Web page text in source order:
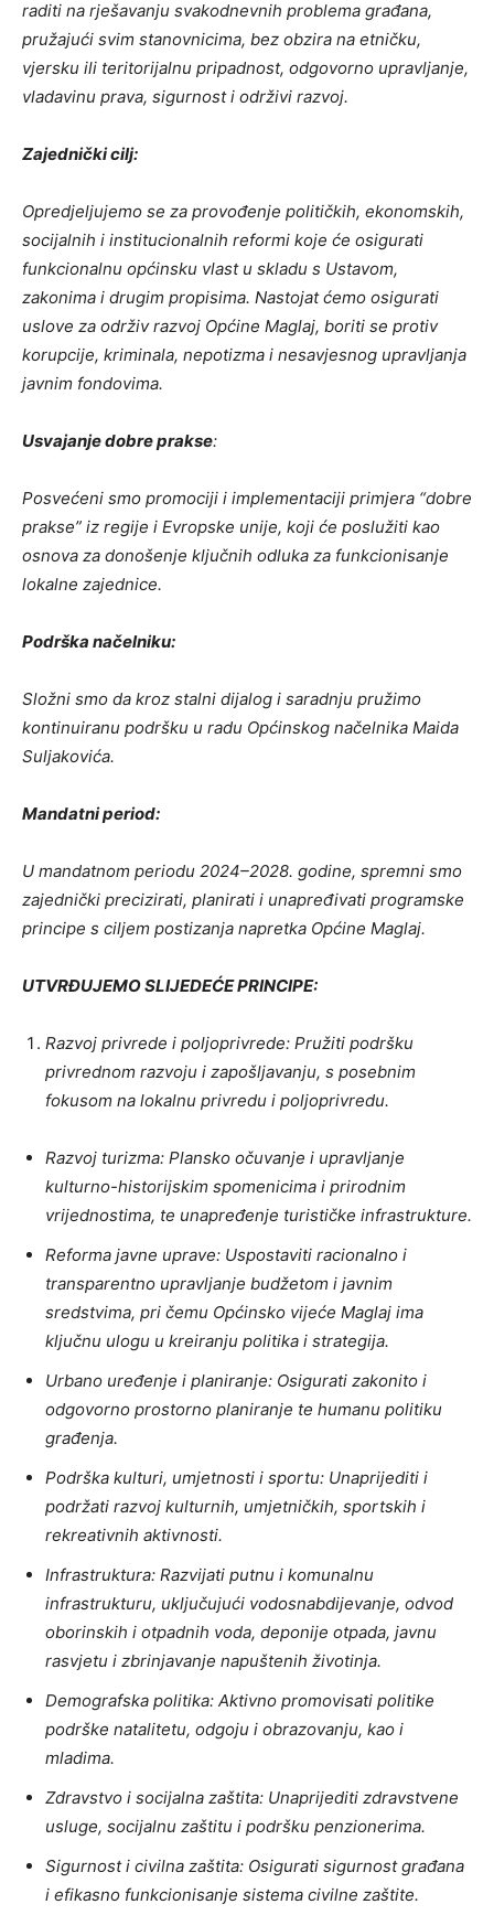
raditi na rješavanju svakodnevnih problema građana,
pružajući svim stanovnicima, bez obzira na etničku,
vjersku ili teritorijalnu pripadnost, odgovorno upravljanje,
vladavinu prava, sigurnost i održivi razvoj.
Zajednički cilj:
Opredjeljujemo se za provođenje političkih, ekonomskih,
socijalnih i institucionalnih reformi koje će osigurati
funkcionalnu općinsku vlast u skladu s Ustavom,
zakonima i drugim propisima. Nastojat ćemo osigurati
uslove za održiv razvoj Općine Maglaj, boriti se protiv
korupcije, kriminala, nepotizma i nesavjesnog upravljanja
javnim fondovima.
Usvajanje dobre prakse:
Posvećeni smo promociji i implementaciji primjera “dobre
prakse” iz regije i Evropske unije, koji će poslužiti kao
osnova za donošenje ključnih odluka za funkcionisanje
lokalne zajednice.
Podrška načelniku:
Složni smo da kroz stalni dijalog i saradnju pružimo
kontinuiranu podršku u radu Općinskog načelnika Maida
Suljakovića.
Mandatni period:
U mandatnom periodu 2024–2028. godine, spremni smo
zajednički precizirati, planirati i unapređivati programske
principe s ciljem postizanja napretka Općine Maglaj.
UTVRĐUJEMO SLIJEDEĆE PRINCIPE:
Razvoj privrede i poljoprivrede: Pružiti podršku
privrednom razvoju i zapošljavanju, s posebnim
fokusom na lokalnu privredu i poljoprivredu.
Razvoj turizma: Plansko očuvanje i upravljanje
kulturno-historijskim spomenicima i prirodnim
vrijednostima, te unapređenje turističke infrastrukture.
Reforma javne uprave: Uspostaviti racionalno i
transparentno upravljanje budžetom i javnim
sredstvima, pri čemu Općinsko vijeće Maglaj ima
ključnu ulogu u kreiranju politika i strategija.
Urbano uređenje i planiranje: Osigurati zakonito i
odgovorno prostorno planiranje te humanu politiku
građenja.
Podrška kulturi, umjetnosti i sportu: Unaprijediti i
podržati razvoj kulturnih, umjetničkih, sportskih i
rekreativnih aktivnosti.
Infrastruktura: Razvijati putnu i komunalnu
infrastrukturu, uključujući vodosnabdijevanje, odvod
oborinskih i otpadnih voda, deponije otpada, javnu
rasvjetu i zbrinjavanje napuštenih životinja.
Demografska politika: Aktivno promovisati politike
podrške natalitetu, odgoju i obrazovanju, kao i
mladima.
Zdravstvo i socijalna zaštita: Unaprijediti zdravstvene
usluge, socijalnu zaštitu i podršku penzionerima.
Sigurnost i civilna zaštita: Osigurati sigurnost građana
i efikasno funkcionisanje sistema civilne zaštite.